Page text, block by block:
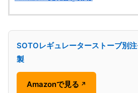
SOTOレギュレーターストーブ別
製
Amazonで見る ↗